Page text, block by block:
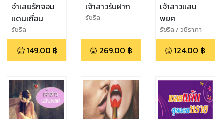
จำเลยรักจอม
แดนเถื่อน
รัชริล
149.00 ฿
เจ้าสาวรับฝาก
รัชริล
269.00 ฿
เจ้าสาวแสน
พยศ
รัชริล / วชิราภา
124.00 ฿